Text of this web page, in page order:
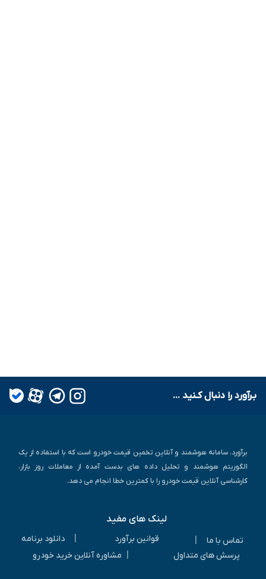
بـرآورد را دنبال کـنید ...
برآورد، سامانه هوشمند و آنلاین تخمین قیمت خودرو است که با استفاده از یک
الگوریتم هوشمند و تحلیل داده های بدست آمده از معاملات روز بازار،
کارشناسی آنلاین قیمت خودرو را با کمترین خطا انجام می دهد.
لینک های مفید
تماس با ما قوانین برآورد
دانلود برنامه
پرسش های متداول
مشاوره آنلاین خرید خودرو